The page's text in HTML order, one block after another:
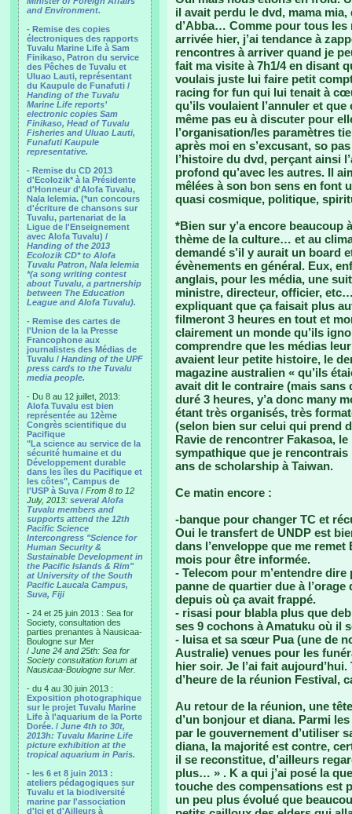
and Environment.
- Remise des copies
électroniques des rapports
Tuvalu Marine Life à Sam
Finikaso, Patron du service
des Pêches de Tuvalu et
Uluao Lauti, représentant
du Kaupule de Funafuti /
Handing of the Tuvalu
Marine Life reports’
electronic copies Sam
Finikaso, Head of Tuvalu
Fisheries and Uluao Lauti,
Funafuti Kaupule
representative.
- Remise du CD 2013
d'Ecolozik* à la Présidente
d'Honneur d'Alofa Tuvalu,
Nala Ielemia. (*un concours
d'écriture de chansons sur
Tuvalu, partenariat de la
Ligue de l'Enseignement
avec Alofa Tuvalu) /
Handing of the 2013
Ecolozik CD* to Alofa
Tuvalu Patron, Nala Ielemia
*(a song writing contest
about Tuvalu, a partnership
between The Education
League and Alofa Tuvalu).
- Remise des cartes de
l'Union de la la Presse
Francophone aux
journalistes des Médias de
Tuvalu / Handing of the UPF
press cards to the Tuvalu
media people.
- Du 8 au 12 juillet, 2013:
Alofa Tuvalu est bien
représentée au 12ème
Congrès scientifique du
Pacifique
"La science au service de la
sécurité humaine et du
Développement durable
dans les îles du Pacifique et
les côtes", Campus de
l'USP à Suva / From 8 to 12
July, 2013: several Alofa
Tuvalu members and
supports attend the 12th
Pacific Science
Intercongress "Science for
Human Security &
Sustainable Development in
the Pacific Islands & Rim"
at University of the South
Pacific Laucala Campus,
Suva, Fiji
- 24 et 25 juin 2013 : Sea for
Society, consultation des
parties prenantes à Nausicaa-
Boulogne sur Mer
/ June 24 and 25th: Sea for
Society consultation forum at
Nausicaa-Boulogne sur Mer.
- du 4 au 30 juin 2013 :
Exposition photographique
sur le projet Tuvalu Marine
Life à l'aquarium de la Porte
Dorée. / June 4th to 30t,
2013h: Tuvalu Marine Life
picture exhibition at the
tropical aquarium in Paris.
- les 6 et 8 juin 2013 :
ateliers pédagogiques sur
Tuvalu et la biodiversité
marine par l'association
d'Ici et d'Ailleurs à
il avait perdu le dvd, mama
d’Abba… Comme pour tous
arrivée hier, j’ai tendance à
rencontres à arriver quand je
fait ma visite à 7h1/4 en disant
voulais juste lui faire petit
racing for fun qui lui tenait à
qu’ils voulaient l’annuler et
même pas eu à discuter pour
l’organisation/les paramètres
après moi en s’excusant, so
l’histoire du dvd, perçant ainsi
profond qu’avec les autres. Il
mêlées à son bon sens en font
quasi cosmique, politique,
*Bien sur y’a encore beaucoup
thème de la culture… et au
demandé s’il y aurait un board
évènements en général. Eux,
anglais, pour les média, une
ministre, directeur, officier,
expliquant que ça faisait plus
filmeront 3 heures en tout et
clairement un monde qu’ils
comprendre que les médias
avaient leur petite histoire, le
magazine australien « qu’ils
avait dit le contraire (mais sans
duré 3 heures, y’a donc many
étant très organisés, très
(selon bien sur celui qui prend
Ravie de rencontrer Fakasoa,
sympathique que je
ans de scholarship à Taiwan.
Ce matin encore :
-banque pour changer TC et
Oui le transfert de UNDP est
dans l’enveloppe que me
mois pour être informée.
- Telecom pour m’entendre dire
panne de quartier due à
depuis où ça avait frappé.
- risasi pour blabla plus que
ses 9 cochons à Amatuku où il
- luisa et sa sœur Pua (une de
Australie) venues pour les
hier soir. Je l’ai fait
d’heure de la réunion Festival,
Au retour de la réunion, une
d’un bonjour et diana. Parmi
par le gouvernement d’utiliser
diana, la majorité est contre,
il se reconstitue, d’ailleurs
plus… » . K a qui j’ai posé la
touche des compensations est
un peu plus évolué que